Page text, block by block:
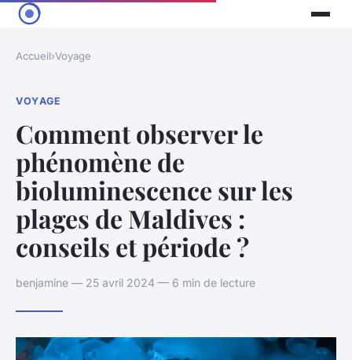
Accueil›Voyage
VOYAGE
Comment observer le
phénomène de
bioluminescence sur les
plages de Maldives :
conseils et période ?
benjamine — 25 avril 2024 — 6 min de lecture